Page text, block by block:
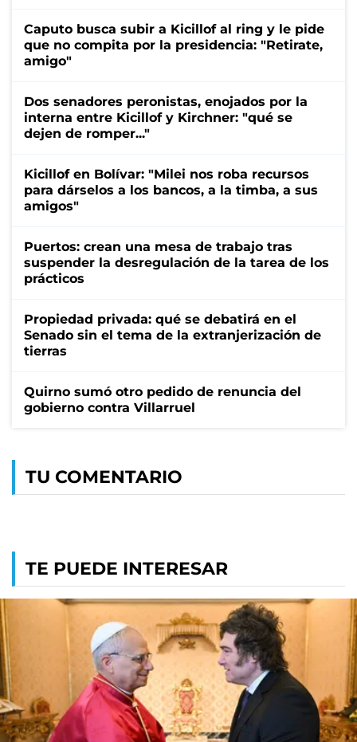
Caputo busca subir a Kicillof al ring y le pide
que no compita por la presidencia: "Retirate,
amigo"
Dos senadores peronistas, enojados por la
interna entre Kicillof y Kirchner: "qué se
dejen de romper..."
Kicillof en Bolívar: "Milei nos roba recursos
para dárselos a los bancos, a la timba, a sus
amigos"
Puertos: crean una mesa de trabajo tras
suspender la desregulación de la tarea de los
prácticos
Propiedad privada: qué se debatirá en el
Senado sin el tema de la extranjerización de
tierras
Quirno sumó otro pedido de renuncia del
gobierno contra Villarruel
TU COMENTARIO
TE PUEDE INTERESAR